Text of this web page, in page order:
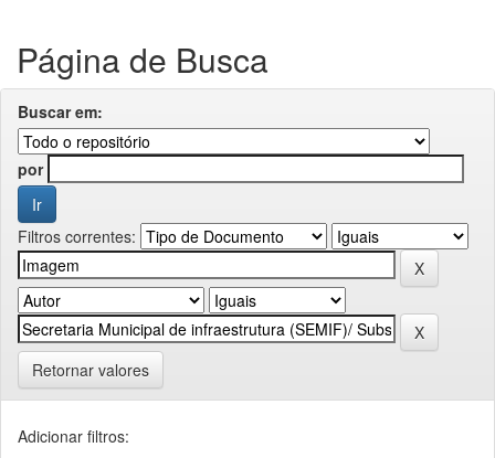
Página de Busca
Buscar em:
por
Filtros correntes:
Retornar valores
Adicionar filtros: